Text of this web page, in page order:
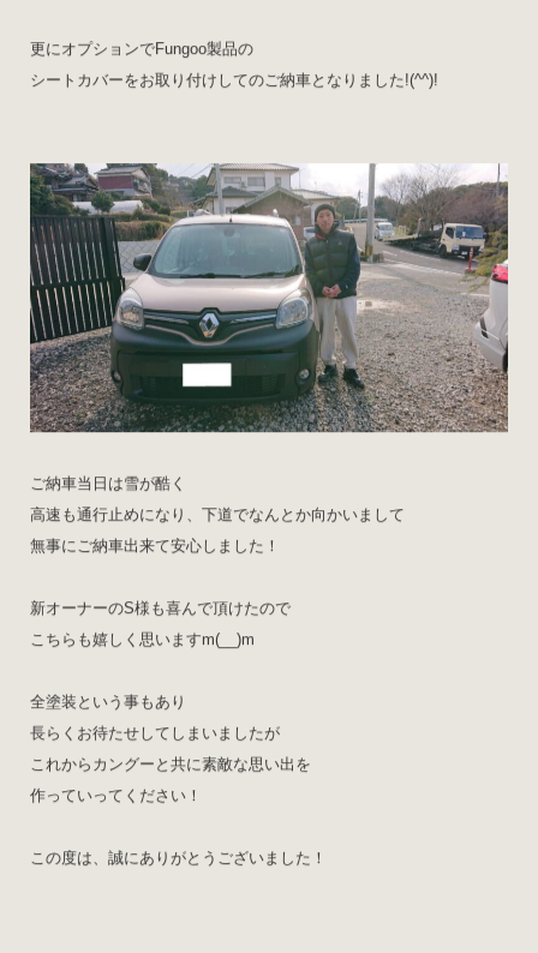
更にオプションでFungoo製品の
シートカバーをお取り付けしてのご納車となりました!(^^)!
ご納車当日は雪が酷く
高速も通行止めになり、下道でなんとか向かいまして
無事にご納車出来て安心しました！
新オーナーのS様も喜んで頂けたので
こちらも嬉しく思いますm(__)m
全塗装という事もあり
長らくお待たせしてしまいましたが
これからカングーと共に素敵な思い出を
作っていってください！
この度は、誠にありがとうございました！